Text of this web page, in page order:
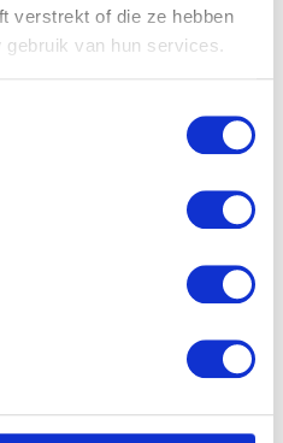
verstrekt of die ze hebben
van hun services.
Olvarit XL Menu voor
kindjes vanaf 8 maanden